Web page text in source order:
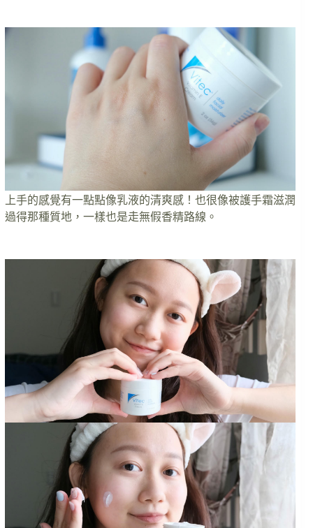
上手的感覺有一點點像乳液的清爽感！也很像被護手霜滋潤
過得那種質地，一樣也是走無假香精路線。